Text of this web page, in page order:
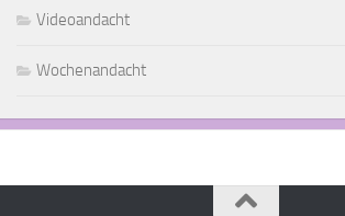
Videoandacht
Wochenandacht